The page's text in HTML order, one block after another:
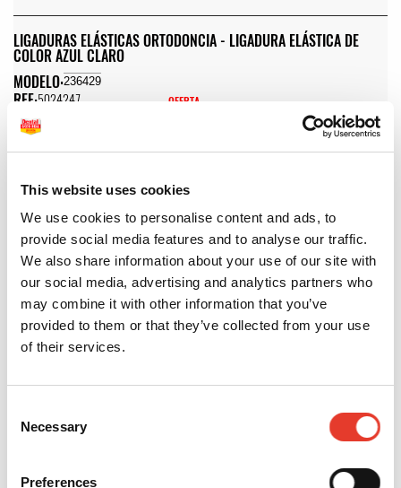
This website uses cookies
We use cookies to personalise content and ads, to
provide social media features and to analyse our traffic.
We also share information about your use of our site with
our social media, advertising and analytics partners who
may combine it with other information that you’ve
provided to them or that they’ve collected from your use
of their services.
Selection
Necessary
Preferences
LIGADURAS ELÁSTICAS ORTODONCIA - LIGADURA ELÁSTICA DE
COLOR AZUL CLARO
MODELO:236429
REF:5024247
PVP
OFERTA
LIGADURAS ELÁSTICAS ORTODONCIA - LIGADURA ELÁSTICA DE
COLOR ROJO CARMÍN
MODELO:
REF:5024266
PVP
27,00 €
29,70 €
IVA INC.
OFERTA
19,10 €
21,01 € AGOTADO
LIGADURAS ELÁSTICAS ORTODONCIA - LIGADURA ELÁSTICA COLOR
MODELO:
5024244